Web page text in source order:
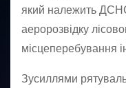
який належить
аеророзвідку
місцеперебування
Зусиллями